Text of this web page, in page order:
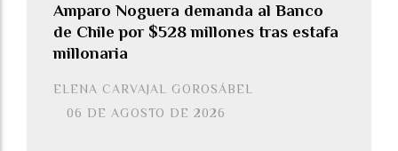
Amparo Noguera demanda al Banco
de Chile por $528 millones tras estafa
millonaria
ELENA CARVAJAL GOROSÁBEL
06 DE AGOSTO DE 2026